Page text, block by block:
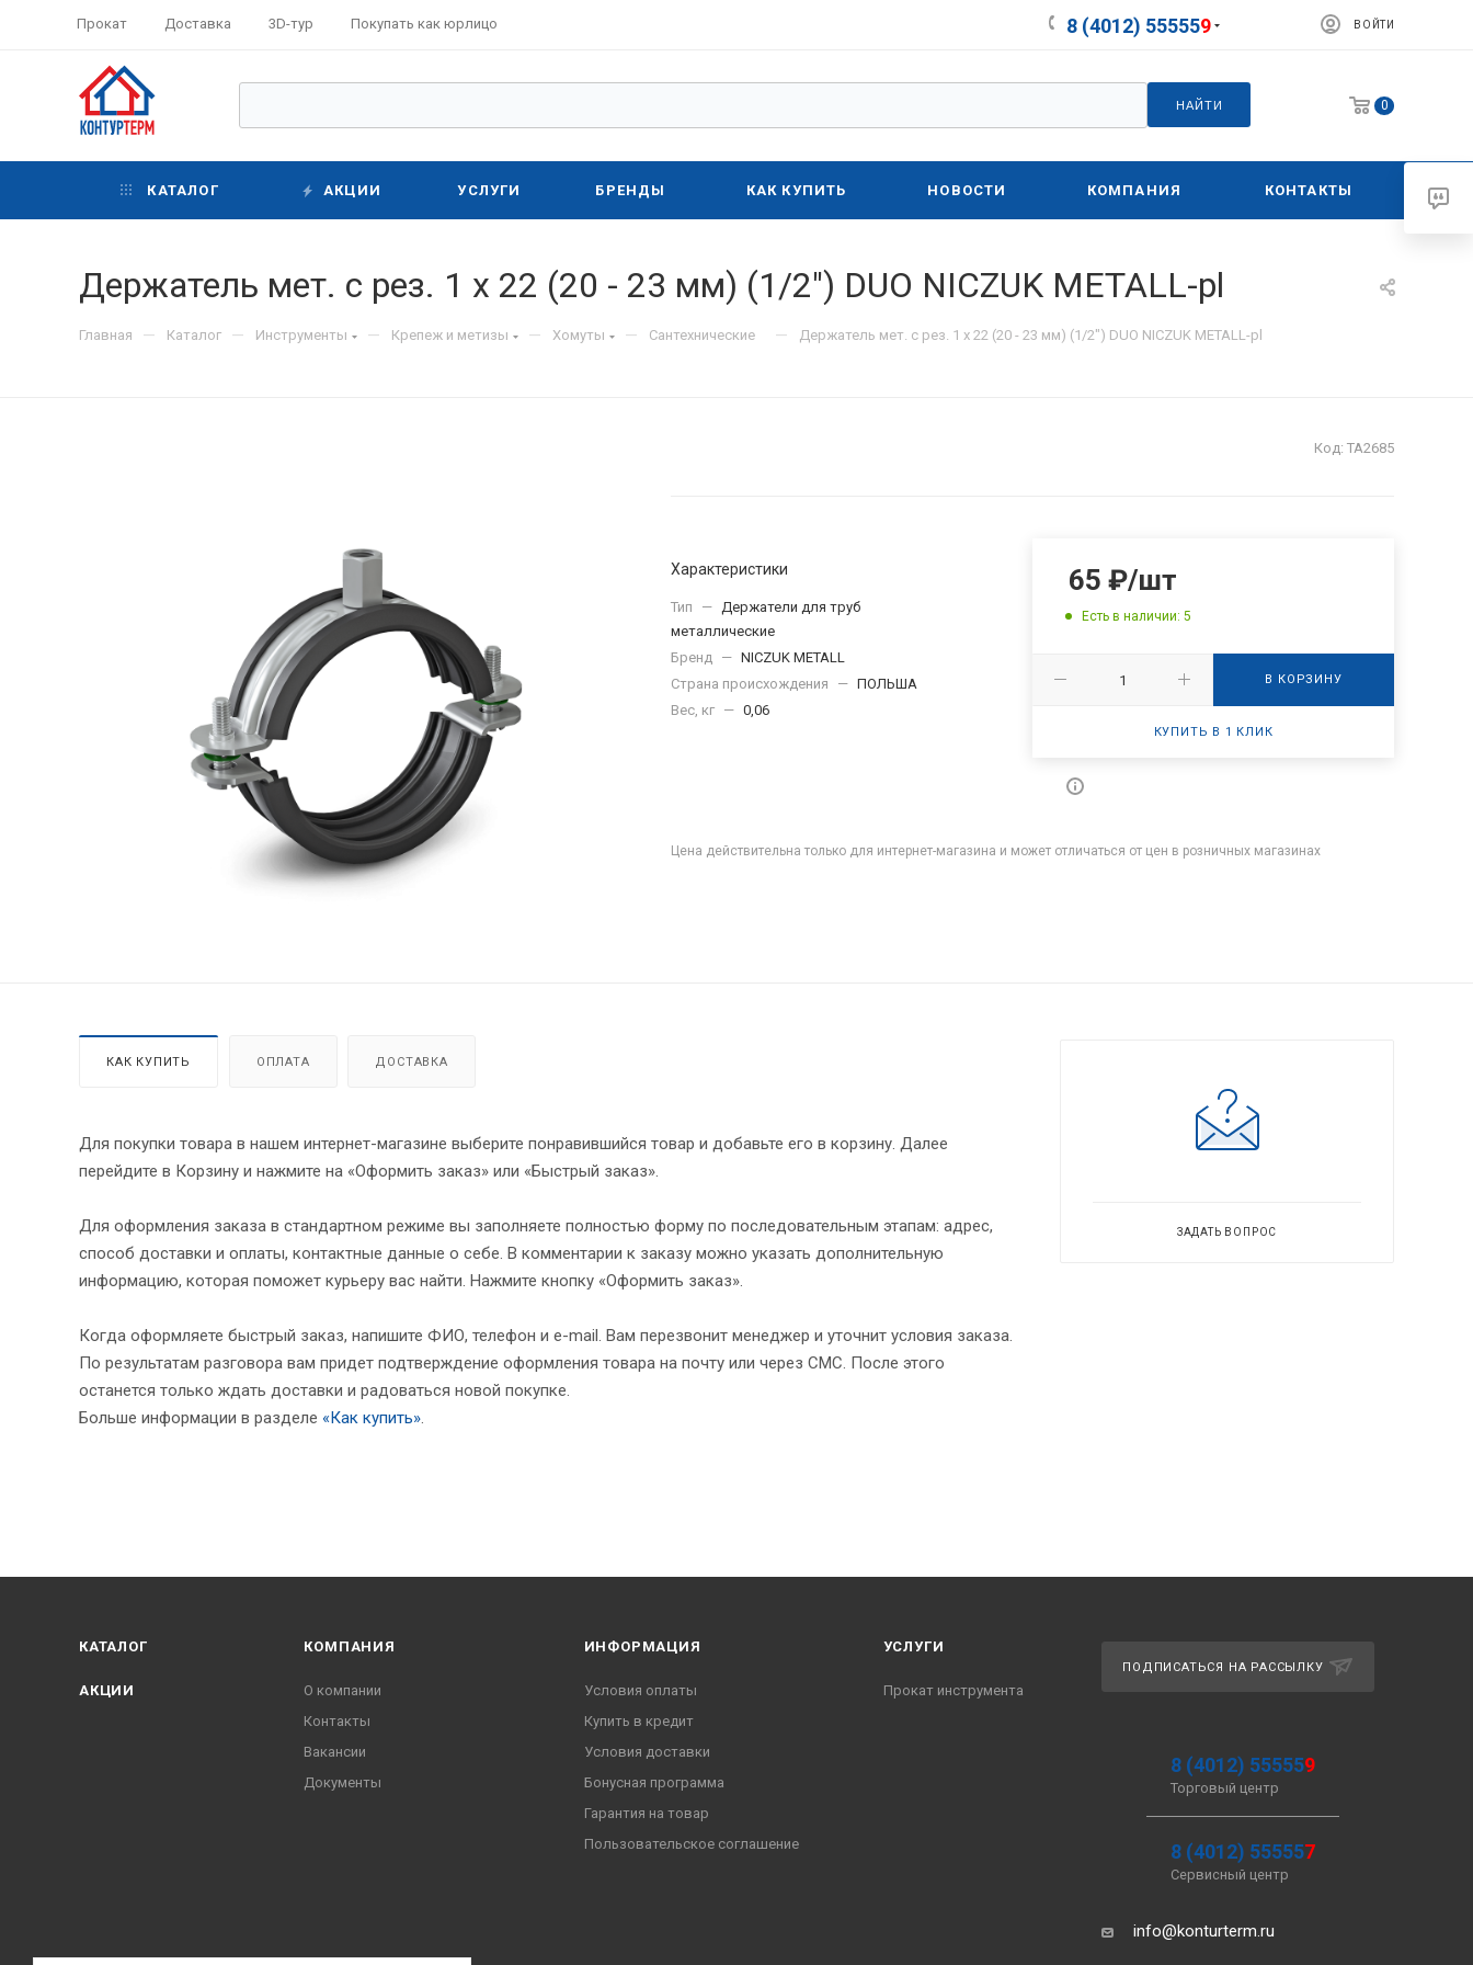
Прокат Доставка 3D-тур Покупать как юрлицо 8 (4012) 555559 ВОЙТИ
НАЙТИ 0
КАТАЛОГ АКЦИИ УСЛУГИ БРЕНДЫ КАК КУПИТЬ НОВОСТИ КОМПАНИЯ КОНТАКТЫ
Держатель мет. с рез. 1 х 22 (20 - 23 мм) (1/2") DUO NICZUK METALL-pl
Главная — Каталог — Инструменты — Крепеж и метизы — Хомуты — Сантехнические — Держатель мет. с рез. 1 х 22 (20 - 23 мм) (1/2") DUO NICZUK METALL-pl
Код: ТА2685
Характеристики
Тип — Держатели для труб
металлические
Бренд — NICZUK METALL
Страна происхождения
— ПОЛЬША
Вес, кг — 0,06
65 ₽/шт
Есть в наличии: 5
В КОРЗИНУ
КУПИТЬ В 1 КЛИК
Цена действительна только для интернет-магазина и может отличаться от цен в розничных магазинах
КАК КУПИТЬ ОПЛАТА ДОСТАВКА
Для покупки товара в нашем интернет-магазине выберите понравившийся товар и добавьте его в корзину. Далее
перейдите в Корзину и нажмите на «Оформить заказ» или «Быстрый заказ».
Для оформления заказа в стандартном режиме вы заполняете полностью форму по последовательным этапам: адрес,
способ доставки и оплаты, контактные данные о себе. В комментарии к заказу можно указать дополнительную
информацию, которая поможет курьеру вас найти. Нажмите кнопку «Оформить заказ».
Когда оформляете быстрый заказ, напишите ФИО, телефон и e-mail. Вам перезвонит менеджер и уточнит условия заказа.
По результатам разговора вам придет подтверждение оформления товара на почту или через СМС. После этого
останется только ждать доставки и радоваться новой покупке.
Больше информации в разделе «Как купить».
ЗАДАТЬ ВОПРОС
КАТАЛОГ
АКЦИИ
КОМПАНИЯ
О компании
Контакты
Вакансии
Документы
ИНФОРМАЦИЯ
Условия оплаты
Купить в кредит
Условия доставки
Бонусная программа
Гарантия на товар
Пользовательское соглашение
УСЛУГИ
Прокат инструмента
ПОДПИСАТЬСЯ НА РАССЫЛКУ
8 (4012) 555559
Торговый центр
8 (4012) 555557
Сервисный центр
info@konturterm.ru